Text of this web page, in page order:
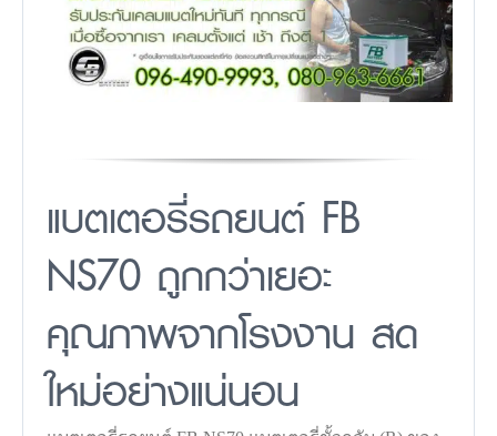
แบตเตอรี่รถยนต์ FB
NS70 ถูกกว่าเยอะ
คุณภาพจากโรงงาน สด
ใหม่อย่างแน่นอน